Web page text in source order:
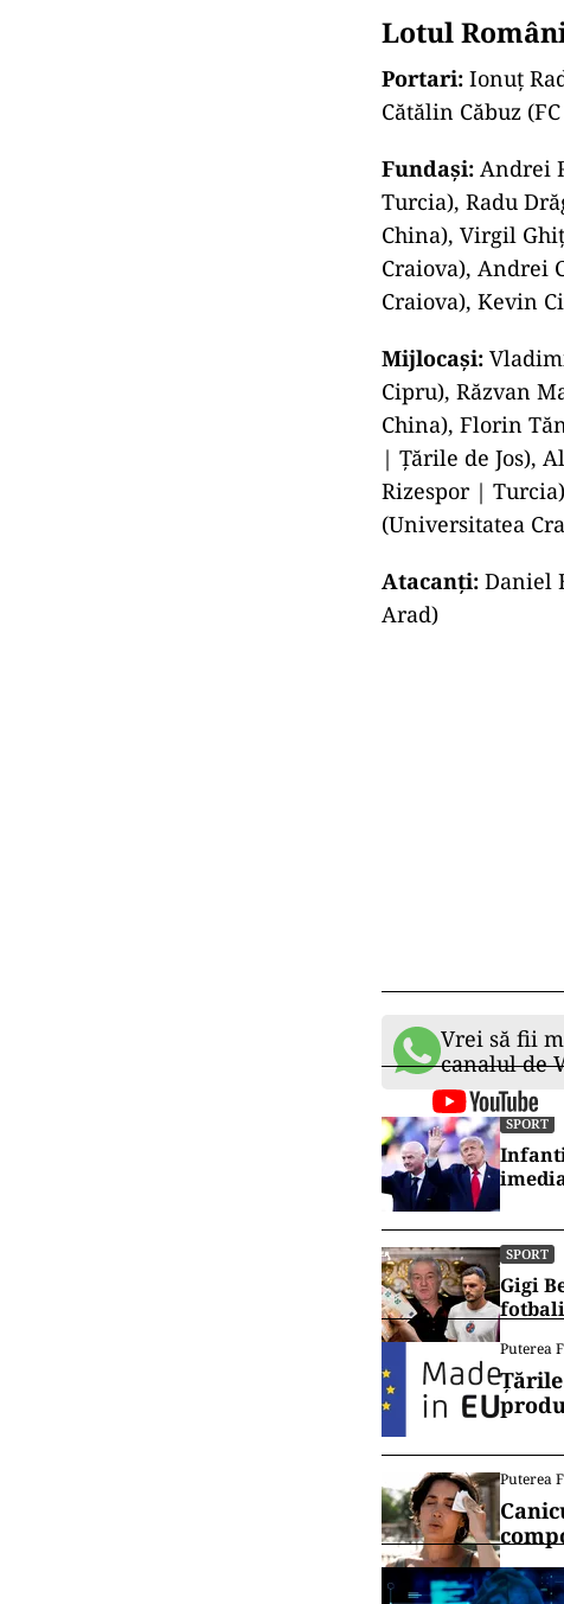
Lotul
Portari: Ionuț
Cătălin Căbuz
Fundași: Andrei
Turcia), Radu
China), Virgil
Craiova), Andrei
Craiova), Kevin
Mijlocași:
Cipru), Răzvan
China), Florin
| Țările de Jos),
Rizespor |
(Universitatea
Atacanți: Daniel
Arad)
Vrei să fii
canalul de
SPORT
SPORT
Gigi
Puterea
Puterea